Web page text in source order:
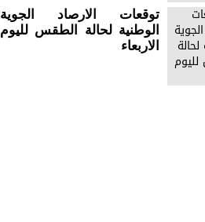
توقعات الارصاد الجوية
الوطنية لحالة الطقس لليوم
الاربعاء